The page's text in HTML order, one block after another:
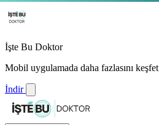
İşte Bu Doktor
Mobil uygulamada daha fazlasını keşfet
İndir